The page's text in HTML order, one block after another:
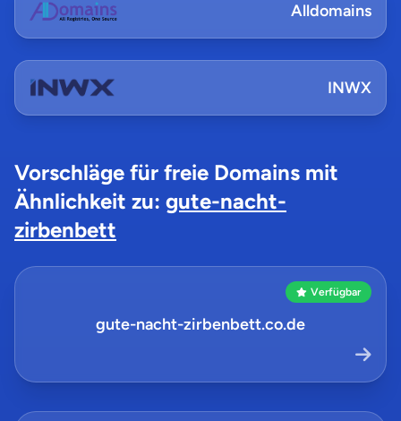
Alldomains
INWX
Vorschläge für freie Domains mit
Ähnlichkeit zu: gute-nacht-
zirbenbett
Verfügbar
gute-nacht-zirbenbett.co.de